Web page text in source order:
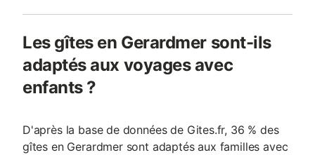
Les gîtes en Gerardmer sont-ils
adaptés aux voyages avec
enfants ?
D'après la base de données de Gites.fr, 36 % des
gîtes en Gerardmer sont adaptés aux familles avec